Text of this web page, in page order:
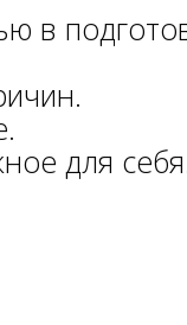
в
для